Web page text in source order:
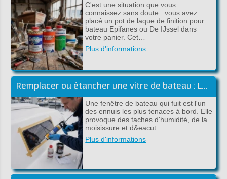
C'est une situation que vous
connaissez sans doute : vous avez
placé un pot de laque de finition pour
bateau Epifanes ou De IJssel dans
votre panier. Cet…
Plus d'informations
Remplacer ou étancher une vitre de bateau : Le guide complet (Sika)
Une fenêtre de bateau qui fuit est l'un
des ennuis les plus tenaces à bord. Elle
provoque des taches d'humidité, de la
moisissure et d&eacut…
Plus d'informations